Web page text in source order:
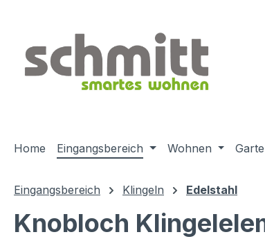
Home Eingangsbereich Wohnen
Eingangsbereich Klingeln Edelstahl
Knobloch